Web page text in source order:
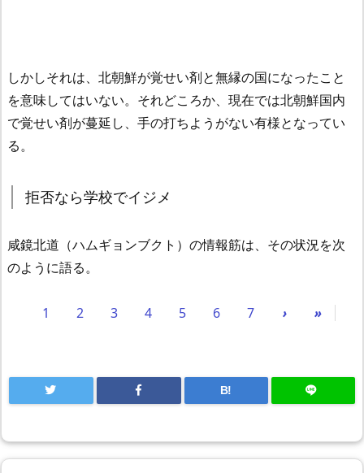
しかしそれは、北朝鮮が覚せい剤と無縁の国になったこと
を意味してはいない。それどころか、現在では北朝鮮国内
で覚せい剤が蔓延し、手の打ちようがない有様となってい
る。
拒否なら学校でイジメ
咸鏡北道（ハムギョンブクト）の情報筋は、その状況を次
のように語る。
1 2 3 4 5 6 7 › »
B!